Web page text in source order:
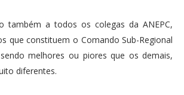
também a todos os colegas da ANEPC,
que constituem o Comando Sub-Regional
melhores ou piores que os demais,
diferentes.